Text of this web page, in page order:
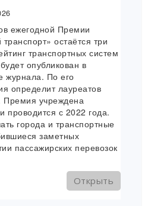
ежегодной Премии
остаётся три
транспортных систем
опубликован в
журнала. По его
определит лауреатов
Премия учреждена
проводится с 2022 года.
города и транспортные
заметных
пассажирских перевозок
Открыть